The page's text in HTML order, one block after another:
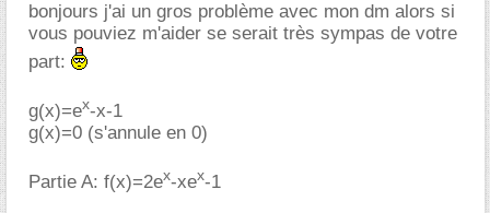
bonjours j'ai un gros problème avec mon dm alors si
vous pouviez m'aider se serait très sympas de votre
part:
g(x)=ex-x-1
g(x)=0 (s'annule en 0)
Partie A: f(x)=2ex-xex-1